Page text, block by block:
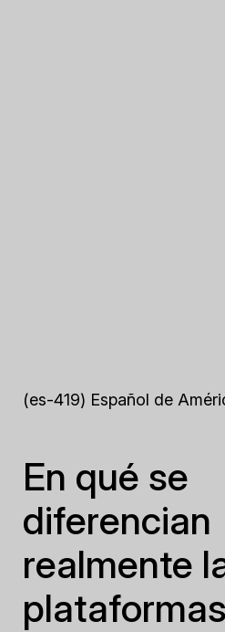
(es-419) Español de
En qué se
diferencian
realmente
plataformas